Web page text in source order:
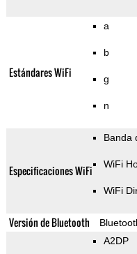
Estándares WiFi
a
b
g
n
Especificaciones WiFi
Banda
WiFi
WiFi
Versión de Bluetooth
A2DP